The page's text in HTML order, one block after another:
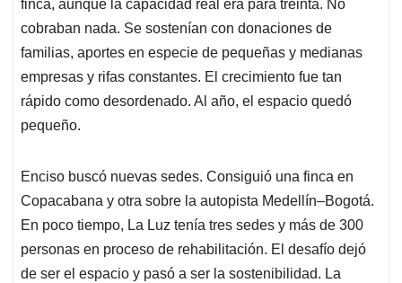
finca, aunque la capacidad real era para treinta. No
cobraban nada. Se sostenían con donaciones de
familias, aportes en especie de pequeñas y medianas
empresas y rifas constantes. El crecimiento fue tan
rápido como desordenado. Al año, el espacio quedó
pequeño.
Enciso buscó nuevas sedes. Consiguió una finca en
Copacabana y otra sobre la autopista Medellín–Bogotá.
En poco tiempo, La Luz tenía tres sedes y más de 300
personas en proceso de rehabilitación. El desafío dejó
de ser el espacio y pasó a ser la sostenibilidad. La